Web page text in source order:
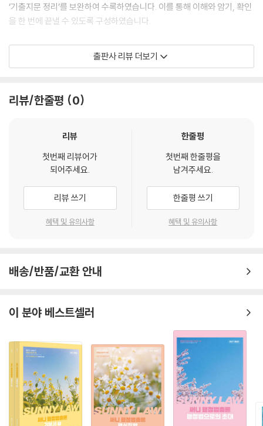
‘기출지문 정리’를 보완하여 수록하였습니다. 이를 통해 이해와 암기, 확인
을 한 번에 끝낼 수 있도록 구성하였습니다.
법은 철저한 이해 위주의 과목입니다. 뿐만 아니라 행정법 시험 역시 과연
법학을 제대로 이해하고 있는가를 묻는 방식으로 출제됩니다. 이러한 점에
1. 암기하려 하지 마라. 이해가 우선이다.
처음 공부를 할 때는 전체적인 내용 파악에 중점을 두고, 두 번째 공부할 때
다른 결과가 나오는 경우가 많기 때문에 억지로 암기하는 것은 위험합니
2. 행정소송 구조를 먼저 잡아라. 판례와 직결된다.
3. 법령을 무조건 외우려고 하지 마라.
입니다. 행정법 법령은 나름의 이유가 있고, 조문에는 키워드가 있다는 점
4. 시험 직전 하루 만에 1회독을 할 수 있도록 정리해 두어라.
모든 과목을 시험 직전 한 번에 훑어 볼 수 있도록 미리 정리해 두어야 실전
에서 실수하지 않습니다. 어느 정도 공부한 사람은 몰라서 틀리는 것이 아
니라, 정확히 알지 못해서 틀리는 것입니다.
출판사 리뷰 더보기
리뷰/한줄평 0
리뷰
첫번째 리뷰어가
되어주세요.
리뷰 쓰기
혜택 및 유의사항
한줄평
첫번째 한줄평을
남겨주세요.
한줄평 쓰기
혜택 및 유의사항
배송/반품/교환 안내
이 분야 베스트셀러